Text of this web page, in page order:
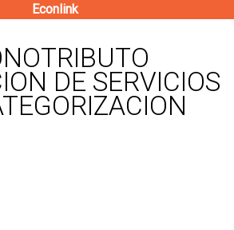
Econlink
DE SERVICIOS